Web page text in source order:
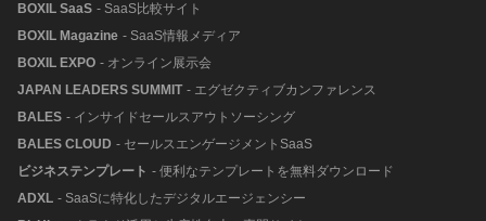
BOXIL SaaS - SaaS比較サイト
BOXIL Magazine - SaaS情報メディア
BOXIL EXPO - オンライン展示会
JAPAN LEADERS SUMMIT - エグゼクティブカンファレンス
BALES - インサイドセールスアウトソーシング
BALES CLOUD - セールスエンゲージメントSaaS
ビジネステンプレート - 便利なテンプレートを無料ダウンロード
ADXL - SaaSに特化したデジタルエージェンシー